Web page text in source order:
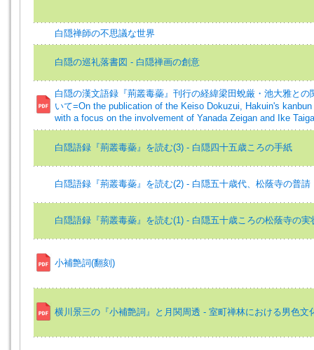
白隠禅師の不思議な世界
白隠の巡礼落書図 - 白隠禅画の創意
白隠の漢文語録『荊叢毒蘂』刊行の経緯梁田蛻厳・池大雅との
いて=On the publication of the Keiso Dokuzui, Hakuin's
with a focus on the involvement of Yanada Zeigan and Ike Taiga
白隠語録『荊叢毒蘂』を読む(3) - 白隠四十五歳ころの手紙
白隠語録『荊叢毒蘂』を読む(2) - 白隠五十歳代、松蔭寺の普請
白隠語録『荊叢毒蘂』を読む(1) - 白隠五十歳ころの松蔭寺の実
小補艶詞(翻刻)
横川景三の『小補艶詞』と月関周透 - 室町禅林における男色文